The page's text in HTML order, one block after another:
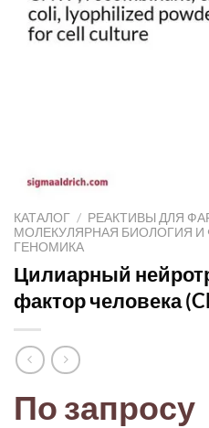
КАТАЛОГ / РЕАКТИВЫ ДЛЯ
МОЛЕКУЛЯРНАЯ БИОЛОГИЯ И
ГЕНОМИКА
Цилиарный
фактор человека
По запросу